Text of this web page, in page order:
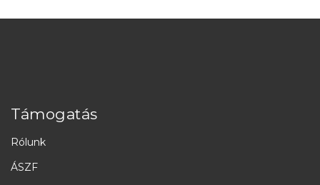
Támogatás
Rólunk
ÁSZF